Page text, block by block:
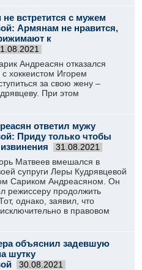
встретится с мужем
Армянам не нравится,
к
Андреасян отказался
с хоккеистом Игорем
за свою жену –
При этом
ответил мужу
Приду только чтобы
31.08.2021
Матвеев вмешался в
супруги Леры Кудрявцевой
Сариком Андреасяном. Он
режиссеру продолжить
однако, заявил, что
в правовом
объяснил задевшую
шутку
30.08.2021